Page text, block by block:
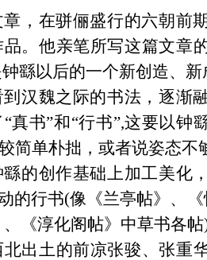
，在骈俪盛行的六朝前
。他亲笔所写这篇文章
繇以后的一个新创造、新
汉魏之际的书法，逐渐
“真书”和“行书”,这要以钟
简单朴拙，或者说姿态不
的创作基础上加工美化
的行书(像《兰亭帖》、
《淳化阁帖》中草书各
出土的前凉张骏、张重